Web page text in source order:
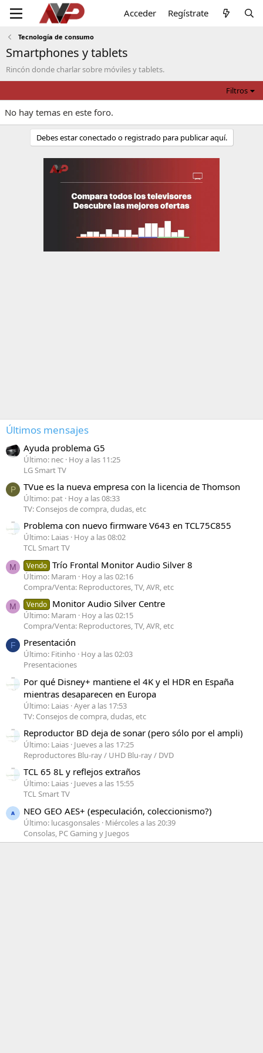
Acceder Regístrate
Tecnología de consumo
Smartphones y tablets
Rincón donde charlar sobre móviles y tablets.
Filtros
No hay temas en este foro.
Debes estar conectado o registrado para publicar aquí.
Últimos mensajes
Ayuda problema G5
Último: nec Hoy a las 11:25
LG Smart TV
P TVue es la nueva empresa con la licencia de Thomson
Último: pat Hoy a las 08:33
TV: Consejos de compra, dudas, etc
Problema con nuevo firmware V643 en TCL75C855
Último: Laias Hoy a las 08:02
TCL Smart TV
M Vendo Trío Frontal Monitor Audio Silver 8
Último: Maram
Hoy a las 02:16
Compra/Venta: Reproductores, TV, AVR, etc
M Vendo Monitor Audio Silver Centre
Último: Maram
Hoy a las 02:15
Compra/Venta: Reproductores, TV, AVR, etc
F Presentación
Último: Fitinho
Hoy a las 02:03
Presentaciones
Por qué Disney+ mantiene el 4K y el HDR en España
mientras desaparecen en Europa
Último: Laias Ayer a las 17:53
TV: Consejos de compra, dudas, etc
Reproductor BD deja de sonar (pero sólo por el ampli)
Último: Laias Jueves a las 17:25
Reproductores Blu-ray / UHD Blu-ray / DVD
TCL 65 8L y reflejos extraños
Último: Laias Jueves a las 15:55
TCL Smart TV
NEO GEO AES+ (especulación, coleccionismo?)
Último: lucasgonsales Miércoles a las 20:39
Consolas, PC Gaming y Juegos